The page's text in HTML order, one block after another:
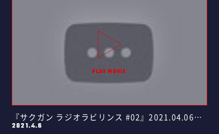
『サクガン ラジオラビリンス #02』2021.04.06
放……
2021.4.6